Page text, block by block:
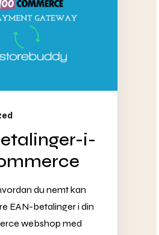
i-
du nemt kan
EAN-betalinger i din
webshop med